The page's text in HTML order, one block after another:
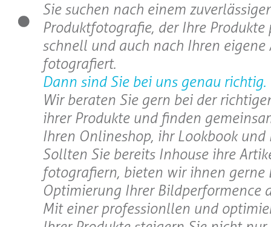
Sie suchen nach einem
Produktfotografie, der Ihre Produkte
schnell und auch nach Ihren
fotografiert.
Dann sind Sie bei uns genau richtig.
Wir beraten Sie gern bei der
ihrer Produkte und finden
Ihren Onlineshop, ihr Lookbook
Sollten Sie bereits Inhouse ihre
fotografiern, bieten wir ihnen gerne
Optimierung Ihrer Bildperformence
Mit einer professionllen und